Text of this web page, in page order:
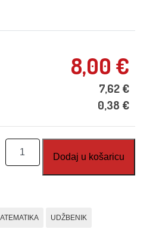
8,00 €
7,62 €
0,38 €
količina
Dodaj u košaricu
UDŽBENIK